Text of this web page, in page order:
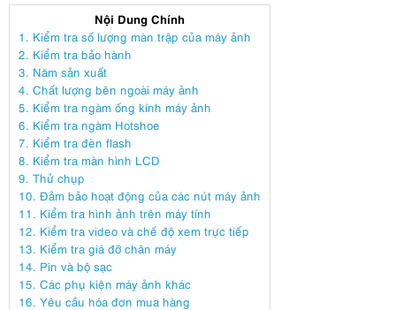
Nội Dung Chính
1. Kiểm tra số lượng màn trập của máy ảnh
2. Kiểm tra bảo hành
3. Năm sản xuất
4. Chất lượng bên ngoài máy ảnh
5. Kiểm tra ngàm ống kính máy ảnh
6. Kiểm tra ngàm Hotshoe
7. Kiểm tra đèn flash
8. Kiểm tra màn hình LCD
9. Thử chụp
10. Đảm bảo hoạt động của các nút máy ảnh
11. Kiểm tra hình ảnh trên máy tính
12. Kiểm tra video và chế độ xem trực tiếp
13. Kiểm tra giá đỡ chân máy
14. Pin và bộ sạc
15. Các phụ kiện máy ảnh khác
16. Yêu cầu hóa đơn mua hàng